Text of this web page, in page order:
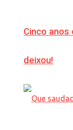
Cinco anos
deixou!